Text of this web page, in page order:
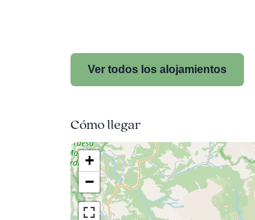
Ver todos los alojamientos
Cómo llegar
+
−